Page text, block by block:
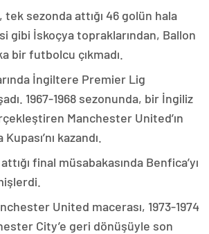
tek sezonda attığı 46 golün hala
gibi İskoçya topraklarından, Ballon
bir futbolcu çıkmadı.
İngiltere Premier Lig
1967-1968 sezonunda, bir İngiliz
Manchester United’ın
kazandı.
final müsabakasında Benfica’yı
United macerası, 1973-1974
City’e geri dönüşüyle son